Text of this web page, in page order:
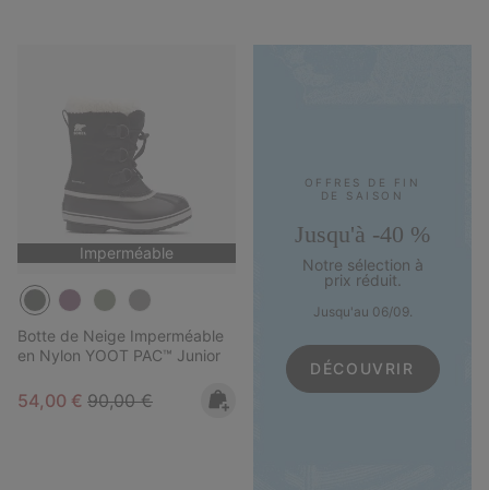
Imperméable
Botte de Neige Imperméable
en Nylon YOOT PAC™ Junior
Sale price:
54,00 € Regular price:
90,00 €
OFFRES DE FIN
DE SAISON
Jusqu'à -40 %
Notre sélection à
prix réduit.
Jusqu'au 06/09.
DÉCOUVRIR